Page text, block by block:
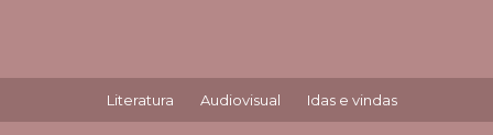
Literatura Audiovisual Idas e vindas